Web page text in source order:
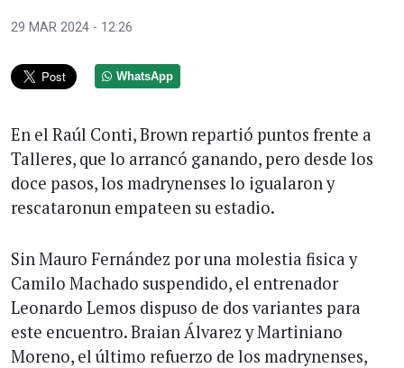
29 MAR 2024 - 12:26
WhatsApp
En el Raúl Conti, Brown repartió puntos frente a
Talleres, que lo arrancó ganando, pero desde los
doce pasos, los madrynenses lo igualaron y
rescataronun empateen su estadio.
Sin Mauro Fernández por una molestia fisica y
Camilo Machado suspendido, el entrenador
Leonardo Lemos dispuso de dos variantes para
este encuentro. Braian Álvarez y Martiniano
Moreno, el último refuerzo de los madrynenses,